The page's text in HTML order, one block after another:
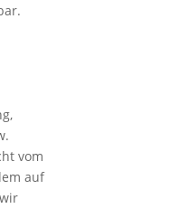
vom
auf